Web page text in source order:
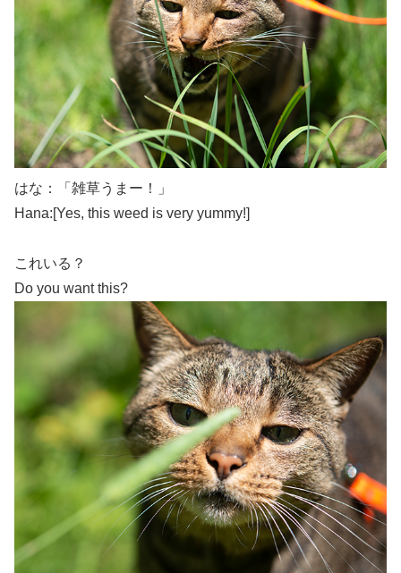
はな：「雑草うまー！」
Hana:[Yes, this weed is very yummy!]
これいる？
Do you want this?